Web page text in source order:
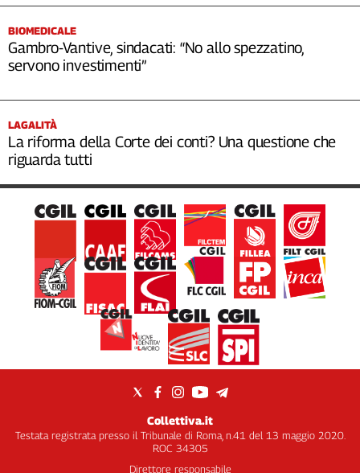
BIOMEDICALE
Gambro-Vantive, sindacati: “No allo spezzatino,
servono investimenti”
LAGALITÀ
La riforma della Corte dei conti? Una questione che
riguarda tutti
Collettiva.it
Testata registrata presso il Tribunale di Roma, n.41 del 13 maggio 2020.
ROC 34305
Direttore responsabile